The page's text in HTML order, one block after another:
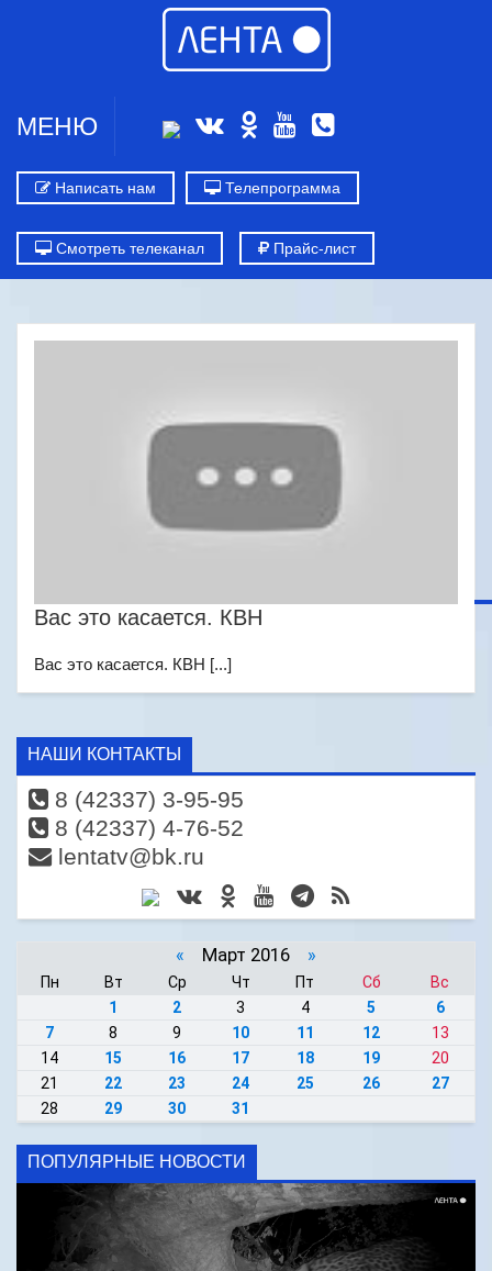
МЕНЮ
Написать нам Телепрограмма
Смотреть телеканал Прайс-лист
Вас это касается. КВН
Вас это касается. КВН [...]
НАШИ КОНТАКТЫ
8 (42337) 3-95-95
8 (42337) 4-76-52
lentatv@bk.ru
« Март 2016 »
Пн Вт Ср Чт Пт Сб
Вс
1
2 3 4 5
6
7
8 9 10 11 12
13
14
15 16 17 18 19
20
21
22 23 24 25 26
27
28
29 30 31
ПОПУЛЯРНЫЕ НОВОСТИ